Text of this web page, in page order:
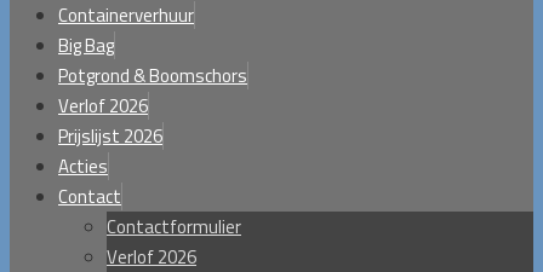
Containerverhuur
Big Bag
Potgrond & Boomschors
Verlof 2026
Prijslijst 2026
Acties
Contact
Contactformulier
Verlof 2026